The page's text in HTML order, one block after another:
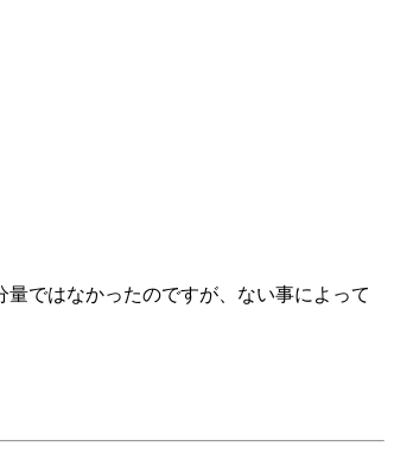
ではなかったのですが、ない事によって